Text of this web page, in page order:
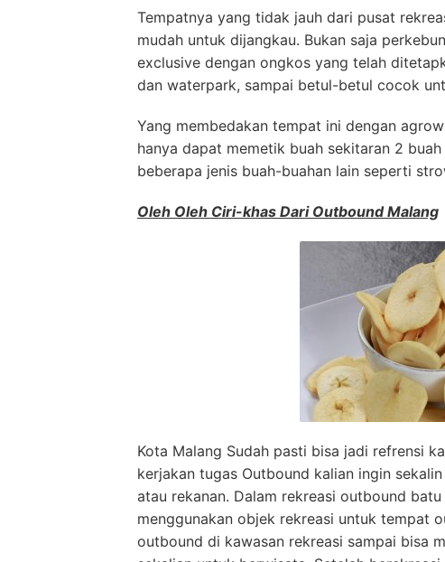
Tempatnya yang tidak jauh dari pusat
mudah untuk dijangkau. Bukan saja
exclusive dengan ongkos yang telah
dan waterpark, sampai betul-betul cocok
Yang membedakan tempat ini dengan
hanya dapat memetik buah sekitaran 2
beberapa jenis buah-buahan lain seperti
Oleh Oleh Ciri-khas Dari Outbound Malang
Kota Malang Sudah pasti bisa jadi refrensi
kerjakan tugas Outbound kalian ingin
atau rekanan. Dalam rekreasi outbound
menggunakan objek rekreasi untuk tempat
outbound di kawasan rekreasi sampai bisa